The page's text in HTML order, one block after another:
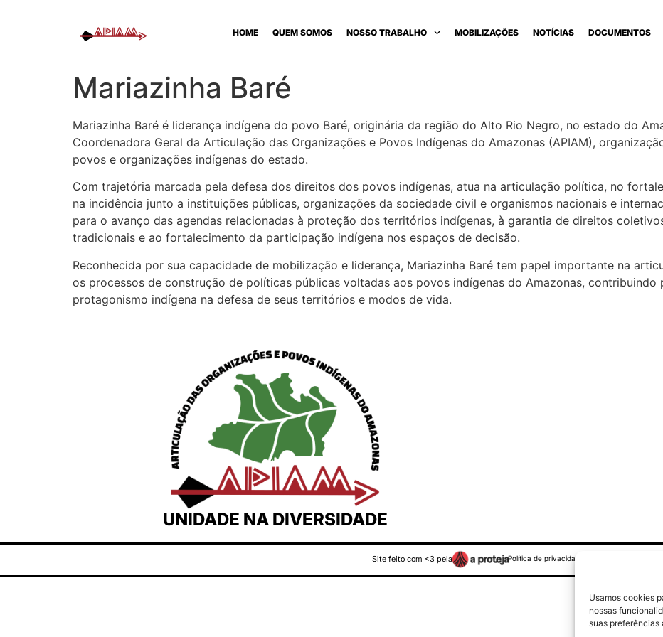
Usamos cookies
nossas
suas preferências
HOME QUEM SOMOS NOSSO TRABALHO MOBILIZAÇÕES NOTÍCIAS DOCUMENTOS
Mariazinha Baré
Mariazinha Baré é liderança indígena do povo Baré, originária da região do Alto Rio Negro, no estado do
Coordenadora Geral da Articulação das Organizações e Povos Indígenas do Amazonas (APIAM),
povos e organizações indígenas do estado.
Com trajetória marcada pela defesa dos direitos dos povos indígenas, atua na articulação política, no
na incidência junto a instituições públicas, organizações da sociedade civil e organismos nacionais e
para o avanço das agendas relacionadas à proteção dos territórios indígenas, à garantia de direitos
tradicionais e ao fortalecimento da participação indígena nos espaços de decisão.
Reconhecida por sua capacidade de mobilização e liderança, Mariazinha Baré tem papel importante na
os processos de construção de políticas públicas voltadas aos povos indígenas do Amazonas,
protagonismo indígena na defesa de seus territórios e modos de vida.
UNIDADE NA DIVERSIDADE
Site feito com <3 pela Política de privacidade